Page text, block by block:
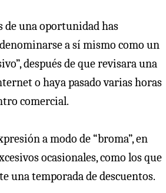
de una oportunidad has
a sí mismo como un
después de que revisara una
o haya pasado varias horas
comercial.
a modo de “broma”, en
ocasionales, como los que
una temporada de descuentos.